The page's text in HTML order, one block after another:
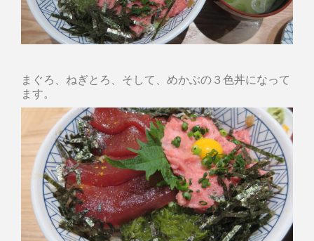
まぐろ、ねぎとろ、そして、めかぶの３色丼になって
ます。